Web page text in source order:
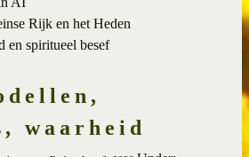
Rijk en het Heden
en spiritueel besef
waarheid